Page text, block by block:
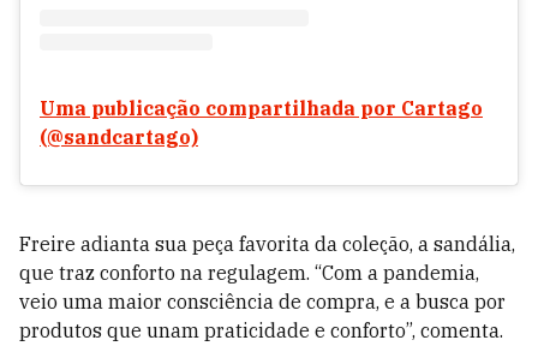
Uma publicação compartilhada por Cartago
(@sandcartago)
Freire adianta sua peça favorita da coleção, a sandália,
que traz conforto na regulagem. “Com a pandemia,
veio uma maior consciência de compra, e a busca por
produtos que unam praticidade e conforto”, comenta.